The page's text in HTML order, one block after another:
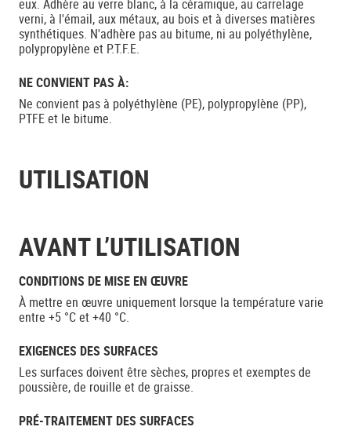
eux. Adhère au verre blanc, à la céramique, au carrelage
verni, à l'émail, aux métaux, au bois et à diverses matières
synthétiques. N'adhère pas au bitume, ni au polyéthylène,
polypropylène et P.T.F.E.
NE CONVIENT PAS À:
Ne convient pas à polyéthylène (PE), polypropylène (PP),
PTFE et le bitume.
UTILISATION
AVANT L’UTILISATION
CONDITIONS DE MISE EN ŒUVRE
À mettre en œuvre uniquement lorsque la température varie
entre +5 °C et +40 °C.
EXIGENCES DES SURFACES
Les surfaces doivent être sèches, propres et exemptes de
poussière, de rouille et de graisse.
PRÉ-TRAITEMENT DES SURFACES